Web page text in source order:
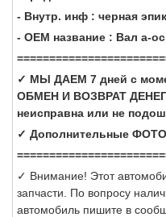
- Внутр. инф : черная
- OEM название : Вал а-
✓ МЫ ДАЕМ 7 дней с
ОБМЕН И ВОЗВРАТ ДЕНЕГ
неисправна или не
✓ Дополнительные ФОТО
✓ Внимание! Этот
запчасти. По вопросу
автомобиль пишите в